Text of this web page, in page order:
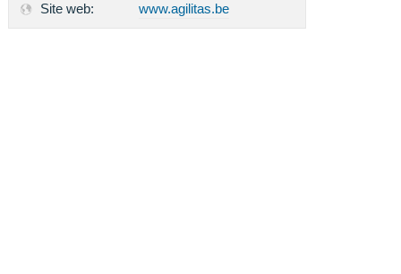
Site web:
www.agilitas.be